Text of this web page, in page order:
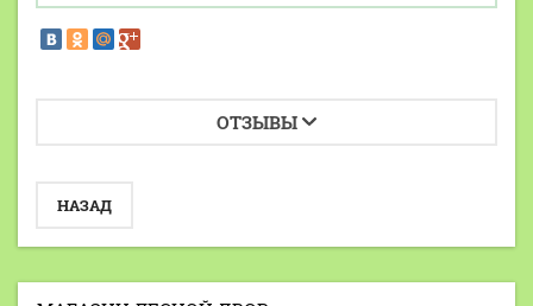
ОТЗЫВЫ
НАЗАД